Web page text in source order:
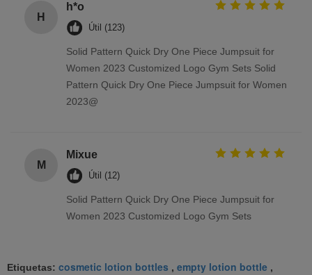
H
h*o
Útil (123)
Solid Pattern Quick Dry One Piece Jumpsuit for
Women 2023 Customized Logo Gym Sets Solid
Pattern Quick Dry One Piece Jumpsuit for Women
2023@
M
Mixue
Útil (12)
Solid Pattern Quick Dry One Piece Jumpsuit for
Women 2023 Customized Logo Gym Sets
Etiquetas: cosmetic lotion bottles , empty lotion bottle ,